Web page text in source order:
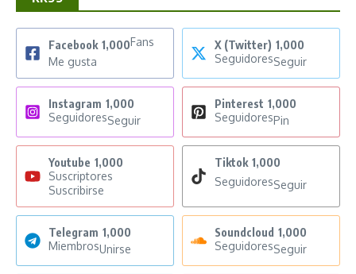
Facebook 1,000Fans
Me gusta
X (Twitter) 1,000
SeguidoresSeguir
Instagram 1,000
SeguidoresSeguir
Pinterest 1,000
SeguidoresPin
Youtube 1,000
Suscriptores
Suscribirse
Tiktok 1,000
SeguidoresSeguir
Telegram 1,000
MiembrosUnirse
Soundcloud 1,000
SeguidoresSeguir